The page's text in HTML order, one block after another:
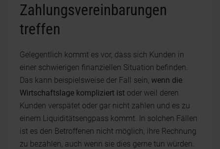
Zahlungsvereinbarungen
treffen
Gelegentlich kommt es vor, dass sich Kunden in
einer schwierigen finanziellen Situation befinden.
Das kann beispielsweise der Fall sein, wenn die
Wirtschaftslage kompliziert ist oder weil deren
Kunden verspätet oder gar nicht zahlen und es zu
einem Liquiditätsengpass kommt. In solchen Fällen
ist es den Betroffenen nicht möglich, ihre Rechnung
zu bezahlen, auch wenn sie dies gerne tun würden.